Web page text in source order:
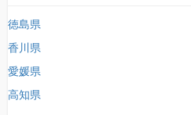
徳島県
香川県
愛媛県
高知県